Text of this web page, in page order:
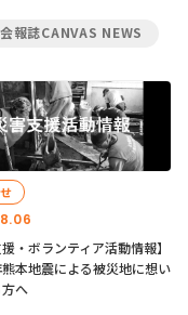
会報誌CANVAS NEWS
援・ボランティア活動情報】
本地震による被災地に想い
へ